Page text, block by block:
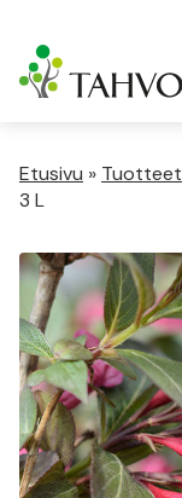
Etusivu » Tuotteet
3 L